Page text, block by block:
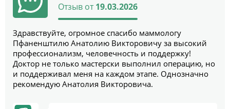
Отзыв от19.03.2026
Здравствуйте, огромное спасибо маммологу
Пфаненштилю Анатолию Викторовичу за высокий
профессионализм, человечность и поддержку!
Доктор не только мастерски выполнил операцию, но
и поддерживал меня на каждом этапе. Однозначно
рекомендую Анатолия Викторовича.